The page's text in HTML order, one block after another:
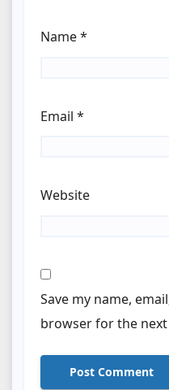
Name*
Email *
Website
Save my name,
browser for the